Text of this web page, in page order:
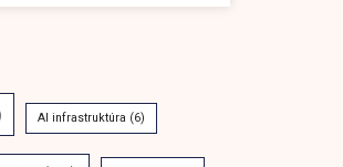
AI infrastruktúra (6)